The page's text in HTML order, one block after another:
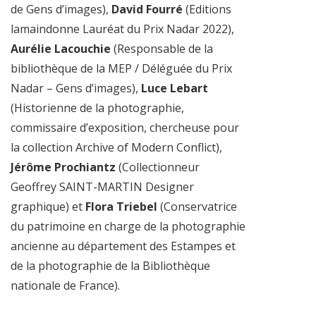
de Gens d’images), David Fourré (Editions
lamaindonne Lauréat du Prix Nadar 2022),
Aurélie Lacouchie (Responsable de la
bibliothèque de la MEP / Déléguée du Prix
Nadar – Gens d’images), Luce Lebart
(Historienne de la photographie,
commissaire d’exposition, chercheuse pour
la collection Archive of Modern Conflict),
Jérôme Prochiantz (Collectionneur
Geoffrey SAINT-MARTIN Designer
graphique) et Flora Triebel (Conservatrice
du patrimoine en charge de la photographie
ancienne au département des Estampes et
de la photographie de la Bibliothèque
nationale de France).